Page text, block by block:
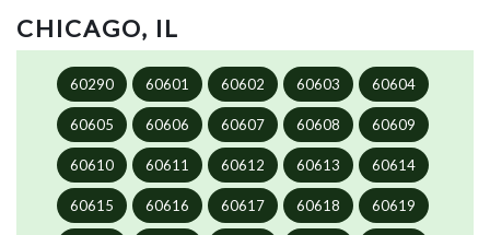
CHICAGO, IL
60290 60601 60602 60603 60604
60605 60606 60607 60608 60609
60610 60611 60612 60613 60614
60615 60616 60617 60618 60619